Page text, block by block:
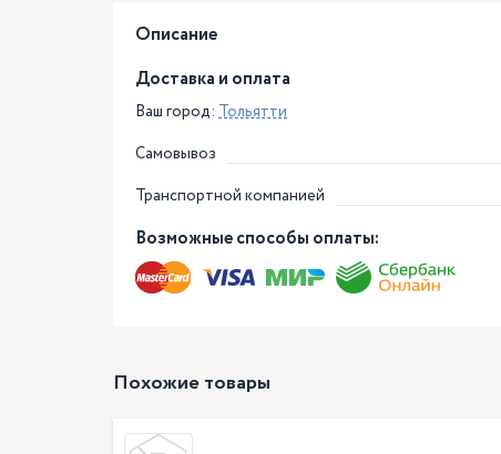
Описание
Доставка и оплата
Ваш город: Тольятти
Самовывоз
Транспортной компанией
Возможные способы оплаты:
Похожие товары